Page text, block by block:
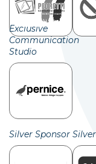
Exclusive
Communication
Studio
Silver Sponsor